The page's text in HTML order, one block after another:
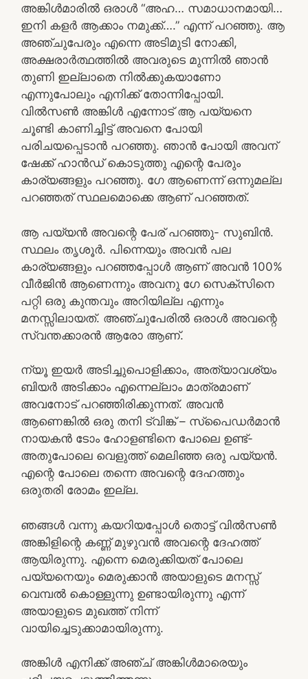
അങ്കിൾമാരിൽ ഒരാൾ “അഹ… സമാധാനമായി…
ഇനി കളർ ആക്കാം നമുക്ക്….” എന്ന് പറഞ്ഞു. ആ
അഞ്ചുപേരും എന്നെ അടിമുടി നോക്കി,
അക്ഷരാർത്ഥത്തിൽ അവരുടെ മുന്നിൽ ഞാൻ
തുണി ഇല്ലാതെ നിൽക്കുകയാണോ
എന്നുപോലും എനിക്ക് തോന്നിപ്പോയി.
വിൽ‌സൺ അങ്കിൾ എന്നോട് ആ പയ്യനെ
ചൂണ്ടി കാണിച്ചിട്ട് അവനെ പോയി
പരിചയപ്പെടാൻ പറഞ്ഞു. ഞാൻ പോയി അവന്
ഷേക്ക്‌ ഹാൻഡ് കൊടുത്തു എന്റെ പേരും
കാര്യങ്ങളും പറഞ്ഞു. ഗേ ആണെന്ന് ഒന്നുമല്ല
പറഞ്ഞത് സ്ഥലമൊക്കെ ആണ് പറഞ്ഞത്.
ആ പയ്യൻ അവന്റെ പേര് പറഞ്ഞു- സുബിൻ.
സ്ഥലം തൃശൂർ. പിന്നെയും അവൻ പല
കാര്യങ്ങളും പറഞ്ഞപ്പോൾ ആണ് അവൻ 100%
വീർജിൻ ആണെന്നും അവനു ഗേ സെക്സിനെ
പറ്റി ഒരു കുന്തവും അറിയില്ല എന്നും
മനസ്സിലായത്. അഞ്ചുപേരിൽ ഒരാൾ അവന്റെ
സ്വന്തക്കാരൻ ആരോ ആണ്.
ന്യൂ ഇയർ അടിച്ചുപൊളിക്കാം, അത്യാവശ്യം
ബിയർ അടിക്കാം എന്നെല്ലാം മാത്രമാണ്
അവനോട് പറഞ്ഞിരിക്കുന്നത്. അവൻ
ആണെങ്കിൽ ഒരു തനി ട്വിങ്ക് – സ്പൈഡർമാൻ
നായകൻ ടോം ഹോളണ്ടിനെ പോലെ ഉണ്ട്-
അതുപോലെ വെളുത്ത് മെലിഞ്ഞ ഒരു പയ്യൻ.
എന്റെ പോലെ തന്നെ അവന്റെ ദേഹത്തും
ഒരുതരി രോമം ഇല്ല.
ഞങ്ങൾ വന്നു കയറിയപ്പോൾ തൊട്ട് വിൽസൺ
അങ്കിളിന്റെ കണ്ണ് മുഴുവൻ അവന്റെ ദേഹത്ത്
ആയിരുന്നു. എന്നെ മെരുക്കിയത് പോലെ
പയ്യനെയും മെരുക്കാൻ അയാളുടെ മനസ്സ്
വെമ്പൽ കൊള്ളുന്നു ഉണ്ടായിരുന്നു എന്ന്
അയാളുടെ മുഖത്ത് നിന്ന്
വായിച്ചെടുക്കാമായിരുന്നു.
അങ്കിൾ എനിക്ക് അഞ്ച് അങ്കിൾമാരെയും